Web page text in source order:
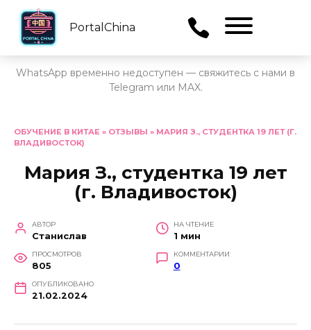
PortalChina
WhatsApp временно недоступен — свяжитесь с нами в
Telegram или MAX.
содержанию
ОБУЧЕНИЕ В КИТАЕ » ОТЗЫВЫ » МАРИЯ З., СТУДЕНТКА 19 ЛЕТ (Г.
ВЛАДИВОСТОК)
Мария З., студентка 19 лет
(г. Владивосток)
АВТОР
Станислав
НА ЧТЕНИЕ
1 мин
ПРОСМОТРОВ
805
КОММЕНТАРИИ
0
ОПУБЛИКОВАНО
21.02.2024